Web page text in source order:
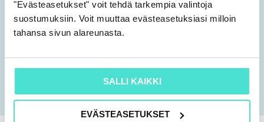
"Evästeasetukset" voit tehdä tarkempia valintoja
suostumuksiin. Voit muuttaa evästeasetuksiasi milloin
tahansa sivun alareunasta.
SALLI KAIKKI
EVÄSTEASETUKSET
Director, Efima Oyj.
Lisätietoa koulutuksesta